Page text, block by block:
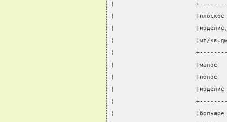
¦
¦
¦
¦                       ¦мг/
¦
¦                       ¦малое
¦                       ¦полое
¦
¦
¦